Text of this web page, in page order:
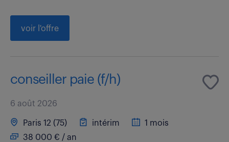
voir l'offre
conseiller paie (f/h)
6 août 2026
Paris 12 (75) intérim
1 mois
38 000 € / an